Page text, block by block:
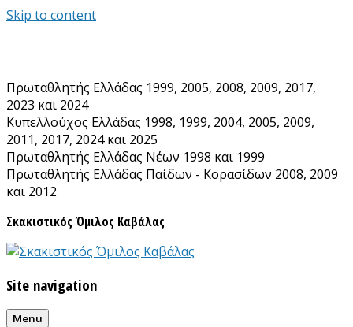
Skip to content
Πρωταθλητής Ελλάδας 1999, 2005, 2008, 2009, 2017,
2023 και 2024
Κυπελλούχος Ελλάδας 1998, 1999, 2004, 2005, 2009,
2011, 2017, 2024 και 2025
Πρωταθλητής Ελλάδας Νέων 1998 και 1999
Πρωταθλητής Ελλάδας Παίδων - Κορασίδων 2008, 2009
και 2012
Σκακιστικός Όμιλος Καβάλας
Site navigation
Menu